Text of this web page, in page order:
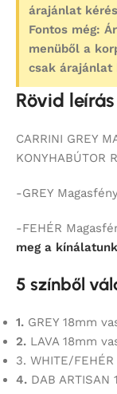
árajánlat
Fontos még:
menüből a
csak árajánlat
Rövid leírás
CARRINI GREY
KONYHABÚTOR
-GREY
-FEHÉR
meg a
5 színből
1. GREY 18mm
2. LAVA 18mm
3. WHITE/
4. DAB